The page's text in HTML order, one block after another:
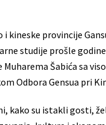
kineske provincije
studije prošle
Šabića sa
Odbora Gensua pri
kako su istakli gosti,